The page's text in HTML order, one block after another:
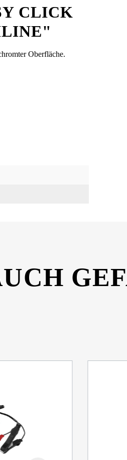
CLICK
Oberfläche.